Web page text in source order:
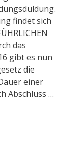
findet sich
das
gibt es nun
die
einer
Abschluss …